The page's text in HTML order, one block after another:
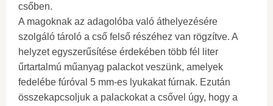
csőben.
A magoknak az adagolóba való áthelyezésére
szolgáló tároló a cső felső részéhez van rögzítve. A
helyzet egyszerűsítése érdekében több fél liter
űrtartalmú műanyag palackot veszünk, amelyek
fedelébe fúróval 5 mm-es lyukakat fúrnak. Ezután
összekapcsoljuk a palackokat a csővel úgy, hogy a